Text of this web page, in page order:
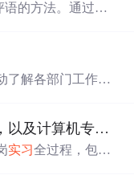
语的方法。通过创
了解各部门工作，
时，待人诚恳，严
及计算机专业
实习全过程，包括